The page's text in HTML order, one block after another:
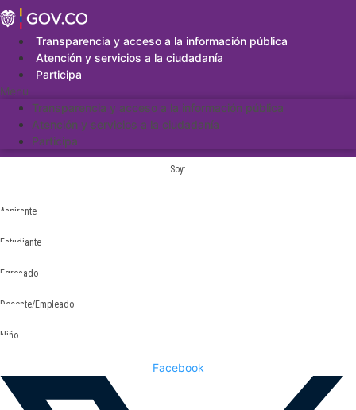
Saltar
al
contenidoTransparencia y acceso a la información pública
Atención y servicios a la ciudadanía
Participa
Menu
Transparencia y acceso a la información pública
Atención y servicios a la ciudadanía
Participa
Soy:
Aspirante
Estudiante
Egresado
Docente/Empleado
Niño
Facebook